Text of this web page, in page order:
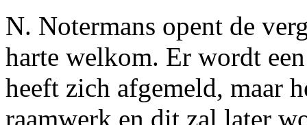
N. Notermans opent de
harte welkom. Er wordt
heeft zich afgemeld, maar
raamwerk en dit zal later